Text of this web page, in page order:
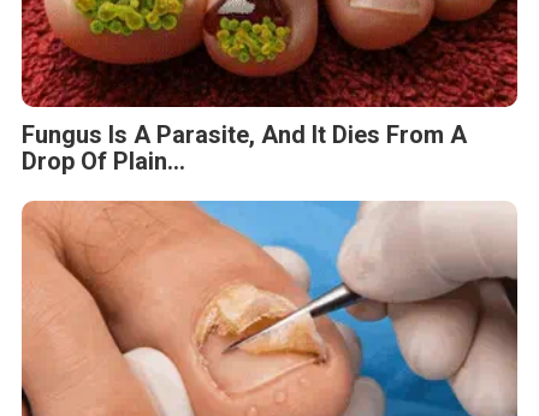
Fungus Is A Parasite, And It Dies From A
Drop Of Plain...